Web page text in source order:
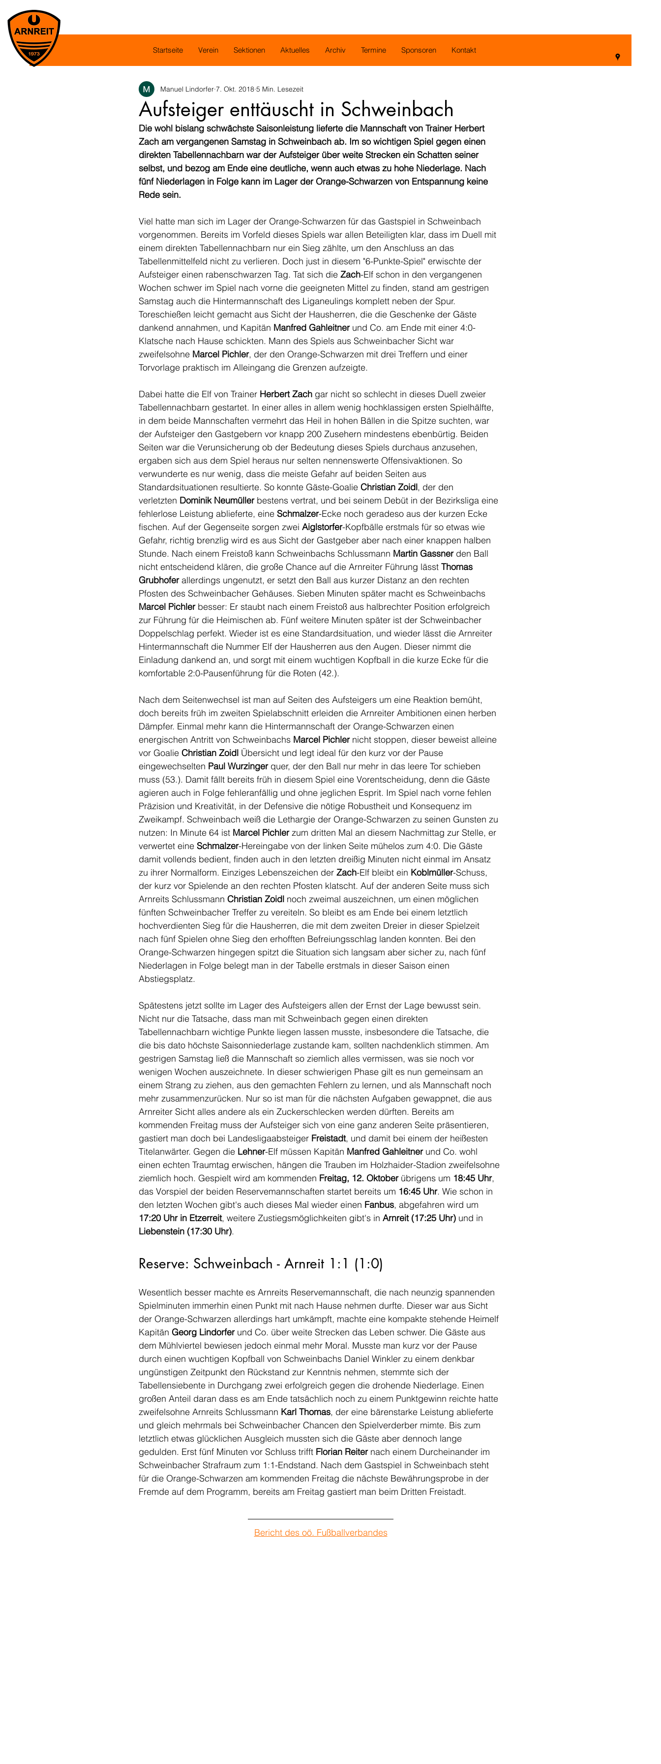
Startseite Verein Sektionen Aktuelles Archiv Termine Sponsoren Kontakt
Aufsteiger enttäuscht in Schweinbach
Manuel Lindorfer 7. Okt. 2018 5 Min. Lesezeit
Die wohl bislang schwächste Saisonleistung lieferte die Mannschaft von Trainer Herbert
Zach am vergangenen Samstag in Schweinbach ab. Im so wichtigen Spiel gegen einen
direkten Tabellennachbarn war der Aufsteiger über weite Strecken ein Schatten seiner
selbst, und bezog am Ende eine deutliche, wenn auch etwas zu hohe Niederlage. Nach
fünf Niederlagen in Folge kann im Lager der Orange-Schwarzen von Entspannung keine
Rede sein.
Viel hatte man sich im Lager der Orange-Schwarzen für das Gastspiel in Schweinbach
vorgenommen. Bereits im Vorfeld dieses Spiels war allen Beteiligten klar, dass im Duell mit
einem direkten Tabellennachbarn nur ein Sieg zählte, um den Anschluss an das
Tabellenmittelfeld nicht zu verlieren. Doch just in diesem "6-Punkte-Spiel" erwischte der
Aufsteiger einen rabenschwarzen Tag. Tat sich die Zach-Elf schon in den vergangenen
Wochen schwer im Spiel nach vorne die geeigneten Mittel zu finden, stand am gestrigen
Samstag auch die Hintermannschaft des Liganeulings komplett neben der Spur.
Toreschießen leicht gemacht aus Sicht der Hausherren, die die Geschenke der Gäste
dankend annahmen, und Kapitän Manfred Gahleitner und Co. am Ende mit einer 4:0-
Klatsche nach Hause schickten. Mann des Spiels aus Schweinbacher Sicht war
zweifelsohne Marcel Pichler, der den Orange-Schwarzen mit drei Treffern und einer
Torvorlage praktisch im Alleingang die Grenzen aufzeigte.
Dabei hatte die Elf von Trainer Herbert Zach gar nicht so schlecht in dieses Duell zweier
Tabellennachbarn gestartet. In einer alles in allem wenig hochklassigen ersten Spielhälfte,
in dem beide Mannschaften vermehrt das Heil in hohen Bällen in die Spitze suchten, war
der Aufsteiger den Gastgebern vor knapp 200 Zusehern mindestens ebenbürtig. Beiden
Seiten war die Verunsicherung ob der Bedeutung dieses Spiels durchaus anzusehen,
ergaben sich aus dem Spiel heraus nur selten nennenswerte Offensivaktionen. So
verwunderte es nur wenig, dass die meiste Gefahr auf beiden Seiten aus
Standardsituationen resultierte. So konnte Gäste-Goalie Christian Zoidl, der den
verletzten Dominik Neumüller bestens vertrat, und bei seinem Debüt in der Bezirksliga eine
fehlerlose Leistung ablieferte, eine Schmalzer-Ecke noch geradeso aus der kurzen Ecke
fischen. Auf der Gegenseite sorgen zwei Aiglstorfer-Kopfbälle erstmals für so etwas wie
Gefahr, richtig brenzlig wird es aus Sicht der Gastgeber aber nach einer knappen halben
Stunde. Nach einem Freistoß kann Schweinbachs Schlussmann Martin Gassner den Ball
nicht entscheidend klären, die große Chance auf die Arnreiter Führung lässt Thomas
Grubhofer allerdings ungenutzt, er setzt den Ball aus kurzer Distanz an den rechten
Pfosten des Schweinbacher Gehäuses. Sieben Minuten später macht es Schweinbachs
Marcel Pichler besser: Er staubt nach einem Freistoß aus halbrechter Position erfolgreich
zur Führung für die Heimischen ab. Fünf weitere Minuten später ist der Schweinbacher
Doppelschlag perfekt. Wieder ist es eine Standardsituation, und wieder lässt die Arnreiter
Hintermannschaft die Nummer Elf der Hausherren aus den Augen. Dieser nimmt die
Einladung dankend an, und sorgt mit einem wuchtigen Kopfball in die kurze Ecke für die
komfortable 2:0-Pausenführung für die Roten (42.).
Nach dem Seitenwechsel ist man auf Seiten des Aufsteigers um eine Reaktion bemüht,
doch bereits früh im zweiten Spielabschnitt erleiden die Arnreiter Ambitionen einen herben
Dämpfer. Einmal mehr kann die Hintermannschaft der Orange-Schwarzen einen
energischen Antritt von Schweinbachs Marcel Pichler nicht stoppen, dieser beweist alleine
vor Goalie Christian Zoidl Übersicht und legt ideal für den kurz vor der Pause
eingewechselten Paul Wurzinger quer, der den Ball nur mehr in das leere Tor schieben
muss (53.). Damit fällt bereits früh in diesem Spiel eine Vorentscheidung, denn die Gäste
agieren auch in Folge fehleranfällig und ohne jeglichen Esprit. Im Spiel nach vorne fehlen
Präzision und Kreativität, in der Defensive die nötige Robustheit und Konsequenz im
Zweikampf. Schweinbach weiß die Lethargie der Orange-Schwarzen zu seinen Gunsten zu
nutzen: In Minute 64 ist Marcel Pichler zum dritten Mal an diesem Nachmittag zur Stelle, er
verwertet eine Schmalzer-Hereingabe von der linken Seite mühelos zum 4:0. Die Gäste
damit vollends bedient, finden auch in den letzten dreißig Minuten nicht einmal im Ansatz
zu ihrer Normalform. Einziges Lebenszeichen der Zach-Elf bleibt ein Koblmüller-Schuss,
der kurz vor Spielende an den rechten Pfosten klatscht. Auf der anderen Seite muss sich
Arnreits Schlussmann Christian Zoidl noch zweimal auszeichnen, um einen möglichen
fünften Schweinbacher Treffer zu vereiteln. So bleibt es am Ende bei einem letztlich
hochverdienten Sieg für die Hausherren, die mit dem zweiten Dreier in dieser Spielzeit
nach fünf Spielen ohne Sieg den erhofften Befreiungsschlag landen konnten. Bei den
Orange-Schwarzen hingegen spitzt die Situation sich langsam aber sicher zu, nach fünf
Niederlagen in Folge belegt man in der Tabelle erstmals in dieser Saison einen
Abstiegsplatz.
Spätestens jetzt sollte im Lager des Aufsteigers allen der Ernst der Lage bewusst sein.
Nicht nur die Tatsache, dass man mit Schweinbach gegen einen direkten
Tabellennachbarn wichtige Punkte liegen lassen musste, insbesondere die Tatsache, die
die bis dato höchste Saisonniederlage zustande kam, sollten nachdenklich stimmen. Am
gestrigen Samstag ließ die Mannschaft so ziemlich alles vermissen, was sie noch vor
wenigen Wochen auszeichnete. In dieser schwierigen Phase gilt es nun gemeinsam an
einem Strang zu ziehen, aus den gemachten Fehlern zu lernen, und als Mannschaft noch
mehr zusammenzurücken. Nur so ist man für die nächsten Aufgaben gewappnet, die aus
Arnreiter Sicht alles andere als ein Zuckerschlecken werden dürften. Bereits am
kommenden Freitag muss der Aufsteiger sich von eine ganz anderen Seite präsentieren,
gastiert man doch bei Landesligaabsteiger Freistadt, und damit bei einem der heißesten
Titelanwärter. Gegen die Lehner-Elf müssen Kapitän Manfred Gahleitner und Co. wohl
einen echten Traumtag erwischen, hängen die Trauben im Holzhaider-Stadion zweifelsohne
ziemlich hoch. Gespielt wird am kommenden Freitag, 12. Oktober übrigens um 18:45 Uhr,
das Vorspiel der beiden Reservemannschaften startet bereits um 16:45 Uhr. Wie schon in
den letzten Wochen gibt's auch dieses Mal wieder einen Fanbus, abgefahren wird um
17:20 Uhr in Etzerreit, weitere Zustiegsmöglichkeiten gibt's in Arnreit (17:25 Uhr) und in
Liebenstein (17:30 Uhr).
Reserve: Schweinbach - Arnreit 1:1 (1:0)
Wesentlich besser machte es Arnreits Reservemannschaft, die nach neunzig spannenden
Spielminuten immerhin einen Punkt mit nach Hause nehmen durfte. Dieser war aus Sicht
der Orange-Schwarzen allerdings hart umkämpft, machte eine kompakte stehende Heimelf
Kapitän Georg Lindorfer und Co. über weite Strecken das Leben schwer. Die Gäste aus
dem Mühlviertel bewiesen jedoch einmal mehr Moral. Musste man kurz vor der Pause
durch einen wuchtigen Kopfball von Schweinbachs Daniel Winkler zu einem denkbar
ungünstigen Zeitpunkt den Rückstand zur Kenntnis nehmen, stemmte sich der
Tabellensiebente in Durchgang zwei erfolgreich gegen die drohende Niederlage. Einen
großen Anteil daran dass es am Ende tatsächlich noch zu einem Punktgewinn reichte hatte
zweifelsohne Arnreits Schlussmann Karl Thomas, der eine bärenstarke Leistung ablieferte
und gleich mehrmals bei Schweinbacher Chancen den Spielverderber mimte. Bis zum
letztlich etwas glücklichen Ausgleich mussten sich die Gäste aber dennoch lange
gedulden. Erst fünf Minuten vor Schluss trifft Florian Reiter nach einem Durcheinander im
Schweinbacher Strafraum zum 1:1-Endstand. Nach dem Gastspiel in Schweinbach steht
für die Orange-Schwarzen am kommenden Freitag die nächste Bewährungsprobe in der
Fremde auf dem Programm, bereits am Freitag gastiert man beim Dritten Freistadt.
Bericht des oö. Fußballverbandes